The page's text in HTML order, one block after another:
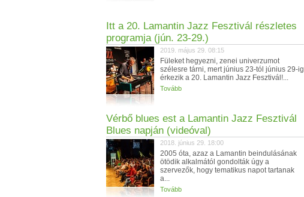
Itt a 20. Lamantin Jazz Fesztivál részletes
programja (jún. 23-29.)
2019. május 29. 08:15
Füleket hegyezni, zenei univerzumot
szélesre tárni, mert június 23-tól június 29-ig
érkezik a 20. Lamantin Jazz Fesztivál!...
Tovább
Vérbő blues est a Lamantin Jazz Fesztivál
Blues napján (videóval)
2018. június 29. 18:00
2005 óta, azaz a Lamantin beindulásának
ötödik alkalmától gondolták úgy a
szervezők, hogy tematikus napot tartanak
a...
Tovább